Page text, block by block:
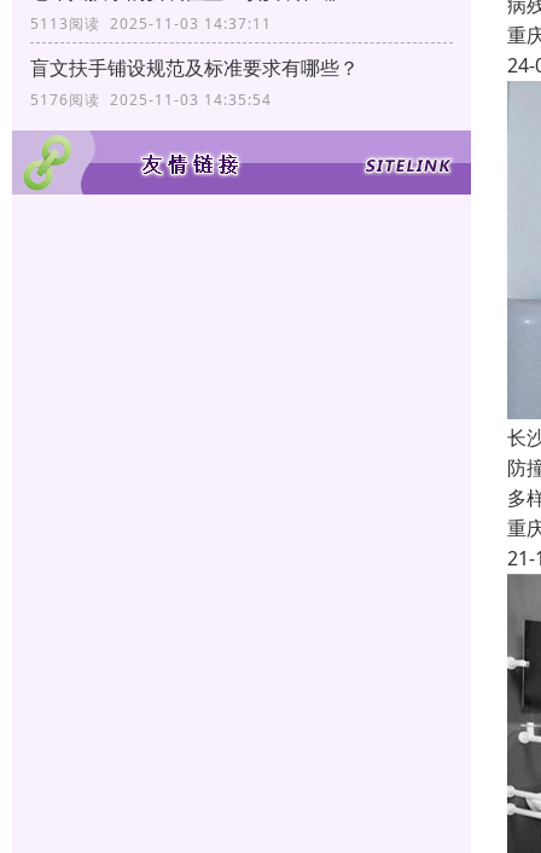
5113阅读 2025-11-03 14:37:11
盲文扶手铺设规范及标准要求有哪些？
5176阅读 2025-11-03 14:35:54
重
24-
长
防
多
重
21-